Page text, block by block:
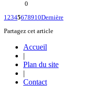
0
12345678910Dernière
Partagez cet article
Accueil
|
Plan du site
|
Contact